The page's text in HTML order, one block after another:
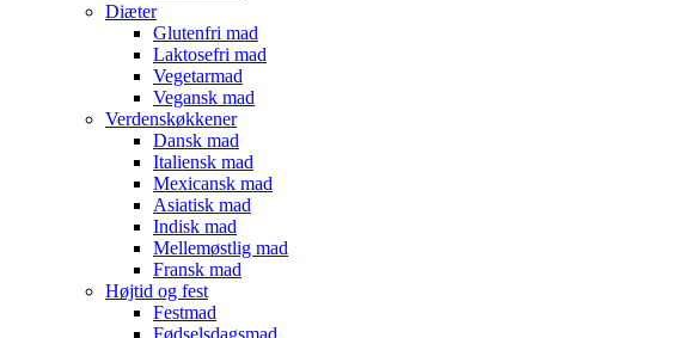
Diæter
Glutenfri mad
Laktosefri mad
Vegetarmad
Vegansk mad
Verdenskøkkener
Dansk mad
Italiensk mad
Mexicansk mad
Asiatisk mad
Indisk mad
Mellemøstlig mad
Fransk mad
Højtid og fest
Festmad
Fødselsdagsmad